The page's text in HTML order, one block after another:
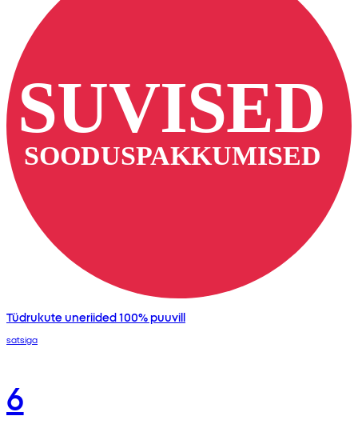
Tüdrukute uneriided 100% puuvill
satsiga
6